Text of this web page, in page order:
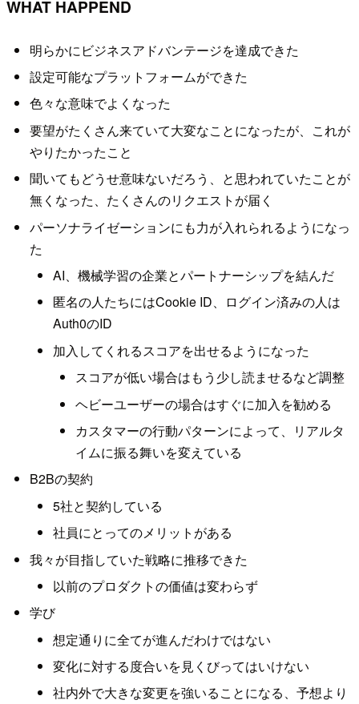
WHAT HAPPEND
明らかにビジネスアドバンテージを達成できた
設定可能なプラットフォームができた
色々な意味でよくなった
要望がたくさん来ていて大変なことになったが、これが
やりたかったこと
聞いてもどうせ意味ないだろう、と思われていたことが
無くなった、たくさんのリクエストが届く
パーソナライゼーションにも力が入れられるようになっ
た
AI、機械学習の企業とパートナーシップを結んだ
匿名の人たちにはCookie ID、ログイン済みの人は
Auth0のID
加入してくれるスコアを出せるようになった
スコアが低い場合はもう少し読ませるなど調整
ヘビーユーザーの場合はすぐに加入を勧める
カスタマーの行動パターンによって、リアルタ
イムに振る舞いを変えている
B2Bの契約
5社と契約している
社員にとってのメリットがある
我々が目指していた戦略に推移できた
以前のプロダクトの価値は変わらず
学び
想定通りに全てが進んだわけではない
変化に対する度合いを見くびってはいけない
社内外で大きな変更を強いることになる、予想より